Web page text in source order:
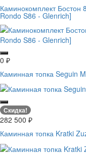
Каминокомплект Бостон
Rondo S86 - Glenrich]
0 ₽
Каминная топка Seguin
Скидка!
282 500 ₽
Каминная топка Kratki